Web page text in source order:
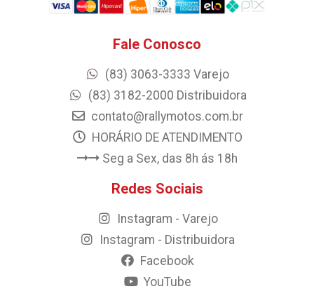
Fale Conosco
(83) 3063-3333 Varejo
(83) 3182-2000 Distribuidora
contato@rallymotos.com.br
HORÁRIO DE ATENDIMENTO
Seg a Sex, das 8h ás 18h
Redes Sociais
Instagram - Varejo
Instagram - Distribuidora
Facebook
YouTube